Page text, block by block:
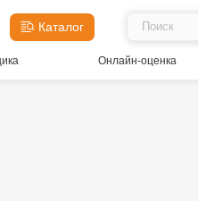
Каталог
Онлайн-оценка